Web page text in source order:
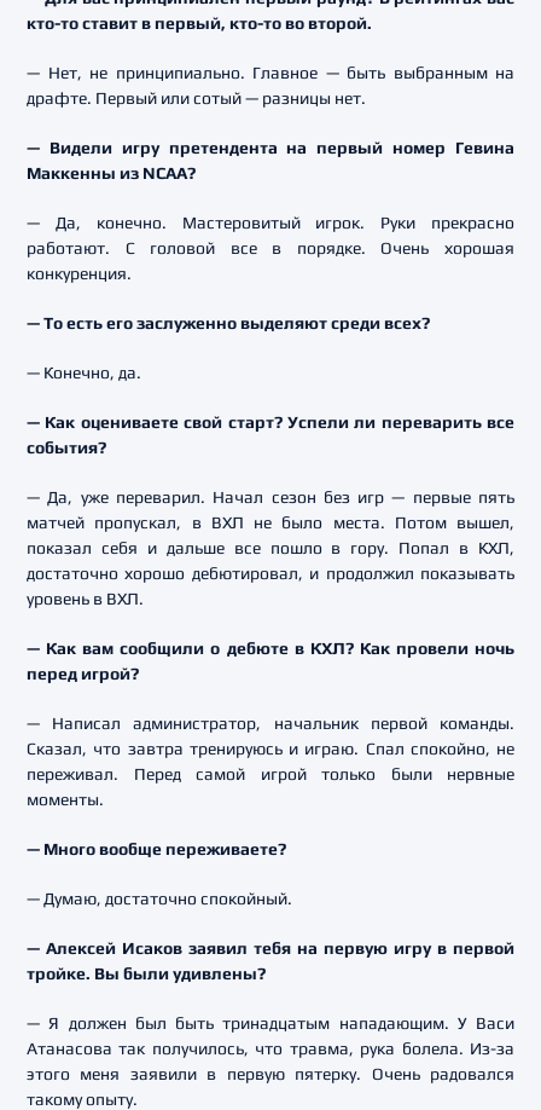
кто-то ставит в первый, кто-то во второй.
— Нет, не принципиально. Главное — быть выбранным на
драфте. Первый или сотый — разницы нет.
— Видели игру претендента на первый номер Гевина
Маккенны из NCAA?
— Да, конечно. Мастеровитый игрок. Руки прекрасно
работают. С головой все в порядке. Очень хорошая
конкуренция.
— То есть его заслуженно выделяют среди всех?
— Конечно, да.
— Как оцениваете свой старт? Успели ли переварить все
события?
— Да, уже переварил. Начал сезон без игр — первые пять
матчей пропускал, в ВХЛ не было места. Потом вышел,
показал себя и дальше все пошло в гору. Попал в КХЛ,
достаточно хорошо дебютировал, и продолжил показывать
уровень в ВХЛ.
— Как вам сообщили о дебюте в КХЛ? Как провели ночь
перед игрой?
— Написал администратор, начальник первой команды.
Сказал, что завтра тренируюсь и играю. Спал спокойно, не
переживал. Перед самой игрой только были нервные
моменты.
— Много вообще переживаете?
— Думаю, достаточно спокойный.
— Алексей Исаков заявил тебя на первую игру в первой
тройке. Вы были удивлены?
— Я должен был быть тринадцатым нападающим. У Васи
Атанасова так получилось, что травма, рука болела. Из-за
этого меня заявили в первую пятерку. Очень радовался
такому опыту.